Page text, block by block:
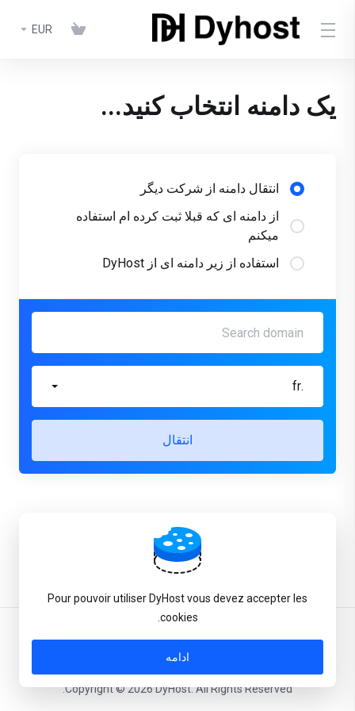
EUR
یک دامنه انتخاب کنید...
انتقال دامنه از شرکت دیگر
از دامنه ای که قبلا ثبت کرده ام استفاده
میکنم
استفاده از زیر دامنه ای از DyHost
.fr
انتقال
Copyright © 2026 DyHost. All Rights Reserved.
Pour pouvoir utiliser DyHost vous devez accepter les
cookies.
ادامه